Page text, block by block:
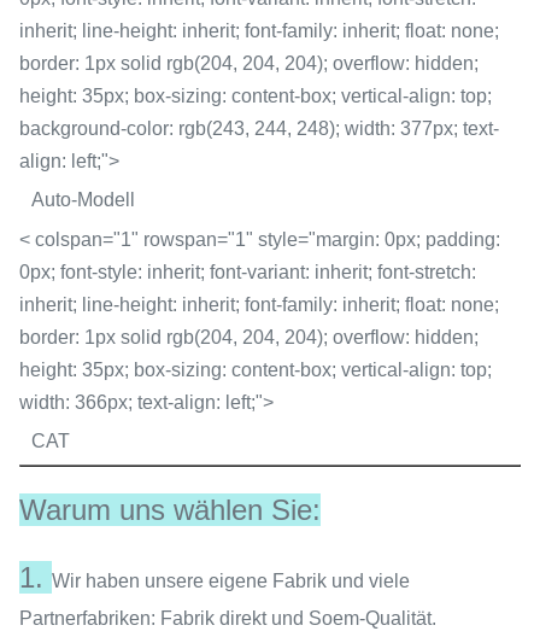
inherit; line-height: inherit; font-family: inherit; float: none;
border: 1px solid rgb(204, 204, 204); overflow: hidden;
height: 35px; box-sizing: content-box; vertical-align: top;
background-color: rgb(243, 244, 248); width: 377px; text-
align: left;">
Auto-Modell
< colspan="1" rowspan="1" style="margin: 0px; padding:
0px; font-style: inherit; font-variant: inherit; font-stretch:
inherit; line-height: inherit; font-family: inherit; float: none;
border: 1px solid rgb(204, 204, 204); overflow: hidden;
height: 35px; box-sizing: content-box; vertical-align: top;
width: 366px; text-align: left;">
CAT
Warum uns wählen Sie:
1. Wir haben unsere eigene Fabrik und viele
Partnerfabriken: Fabrik direkt und Soem-Qualität.